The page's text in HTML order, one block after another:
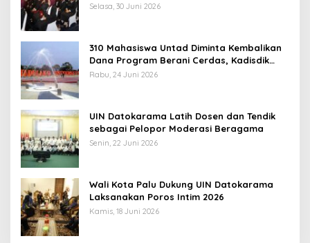
Selasa, 30 Juni 2026
310 Mahasiswa Untad Diminta Kembalikan
Dana Program Berani Cerdas, Kadisdik
Sulteng: Tidak Boleh Terima Beasiswa
Rabu, 24 Juni 2026
UIN Datokarama Latih Dosen dan Tendik
sebagai Pelopor Moderasi Beragama
Senin, 22 Juni 2026
Wali Kota Palu Dukung UIN Datokarama
Laksanakan Poros Intim 2026
Kamis, 18 Juni 2026